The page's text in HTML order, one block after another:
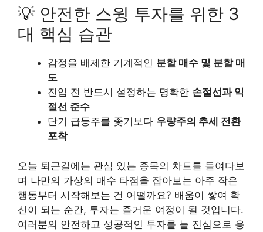
💡 안전한 스윙 투자를 위한 3
대 핵심 습관
감정을 배제한 기계적인 분할 매수 및 분할 매
도
진입 전 반드시 설정하는 명확한 손절선과 익
절선 준수
단기 급등주를 좇기보다 우량주의 추세 전환
포착
오늘 퇴근길에는 관심 있는 종목의 차트를 들여다보
며 나만의 가상의 매수 타점을 잡아보는 아주 작은
행동부터 시작해보는 건 어떨까요? 배움이 쌓여 확
신이 되는 순간, 투자는 즐거운 여정이 될 것입니다.
여러분의 안전하고 성공적인 투자를 늘 진심으로 응